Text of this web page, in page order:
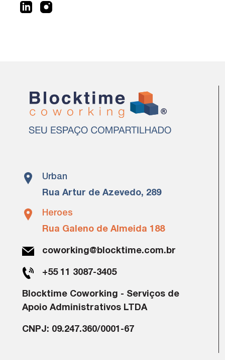
Urban
Rua Artur de Azevedo, 289
Heroes
Rua Galeno de Almeida 188
coworking@blocktime.com.br
+55 11 3087-3405
Blocktime Coworking - Serviços de
Apoio Administrativos LTDA
CNPJ: 09.247.360/0001-67